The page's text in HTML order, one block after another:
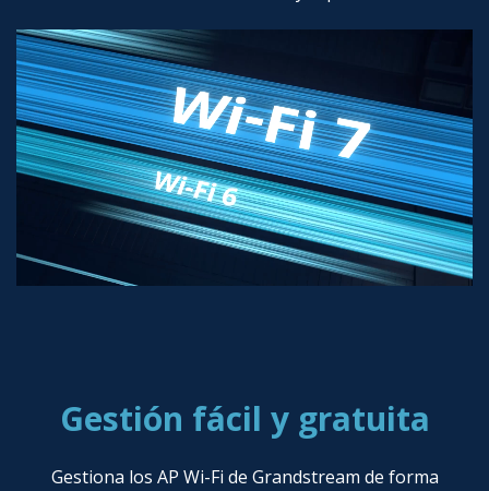
Gestión fácil y gratuita
Gestiona los AP Wi-Fi de Grandstream de forma